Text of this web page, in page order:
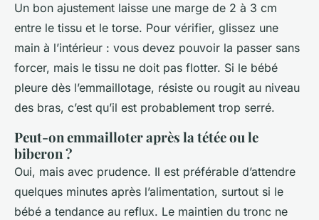
Un bon ajustement laisse une marge de 2 à 3 cm
entre le tissu et le torse. Pour vérifier, glissez une
main à l’intérieur : vous devez pouvoir la passer sans
forcer, mais le tissu ne doit pas flotter. Si le bébé
pleure dès l’emmaillotage, résiste ou rougit au niveau
des bras, c’est qu’il est probablement trop serré.
Peut-on emmailloter après la tétée ou le
biberon ?
Oui, mais avec prudence. Il est préférable d’attendre
quelques minutes après l’alimentation, surtout si le
bébé a tendance au reflux. Le maintien du tronc ne